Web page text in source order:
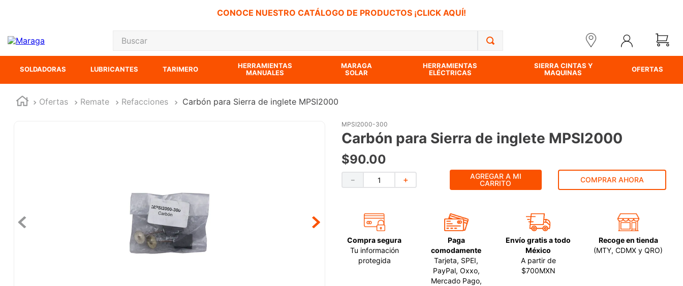
CONOCE NUESTRO CATÁLOGO DE PRODUCTOS ¡CLICK AQUÍ!
Buscar
SOLDADORAS LUBRICANTES TARIMERO
HERRAMIENTAS
MANUALES
MARAGA
SOLAR
HERRAMIENTAS
ELÉCTRICAS
SIERRA CINTAS Y
MAQUINAS
OFERTAS
Ofertas Remate Refacciones Carbón para Sierra de inglete MPSI2000
MPSI2000-300
Carbón para Sierra de inglete MPSI2000
$90.00
＋
－
AGREGAR A MI
CARRITO
COMPRAR AHORA
Compra segura
Tu información
protegida
Paga
comodamente
Tarjeta, SPEI,
PayPal, Oxxo,
Mercado Pago,
Envío gratis a todo
México
A partir de
$700MXN
Recoge en tienda
(MTY, CDMX y QRO)
TÉRMINOS MÁS BUSCADOS
8.
lenox
9
-cut
10. esmeriladora